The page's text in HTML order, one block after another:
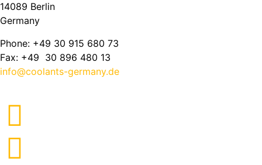
14089 Berlin
Germany
Phone: +49 30 915 680 73
Fax: +49 30 896 480 13
info@coolants-germany.de